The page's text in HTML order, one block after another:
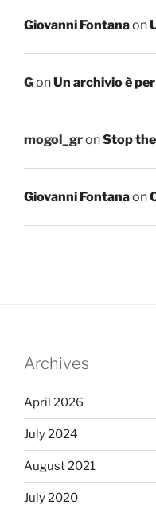
Giovanni Fontanaon
GonUn archivio è
mogol_gronStop
Giovanni Fontanaon
Archives
April 2026
July 2024
August 2021
July 2020